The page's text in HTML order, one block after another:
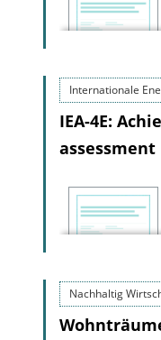
Internationale
IEA-4E:
assessment
Nachhaltig